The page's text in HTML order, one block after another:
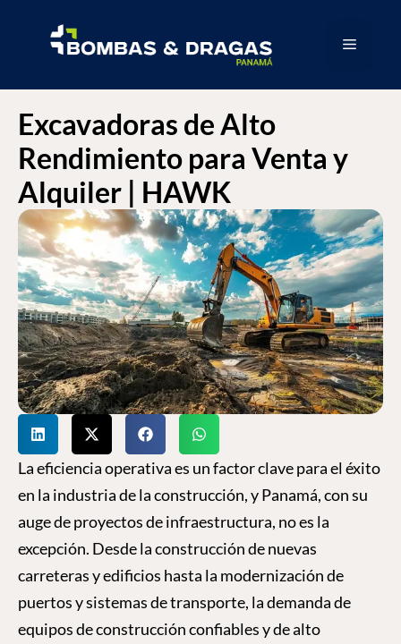
Excavadoras de Alto
Rendimiento para Venta y
Alquiler | HAWK
La eficiencia operativa es un factor clave para el éxito
en la industria de la construcción, y Panamá, con su
auge de proyectos de infraestructura, no es la
excepción. Desde la construcción de nuevas
carreteras y edificios hasta la modernización de
puertos y sistemas de transporte, la demanda de
equipos de construcción confiables y de alto